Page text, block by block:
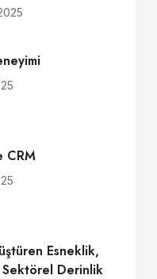
CRM
Esneklik,
Derinlik